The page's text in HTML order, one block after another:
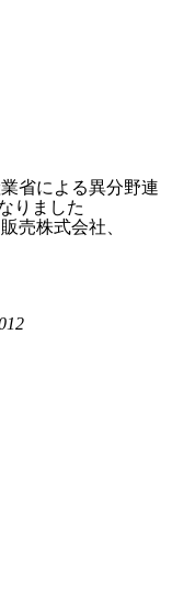
省による異分野連
りました
売株式会社、